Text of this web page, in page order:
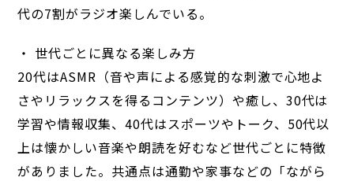
代の7割がラジオ楽しんでいる。
・ 世代ごとに異なる楽しみ方
20代はASMR（音や声による感覚的な刺激で心地よ
さやリラックスを得るコンテンツ）や癒し、30代は
学習や情報収集、40代はスポーツやトーク、50代以
上は懐かしい音楽や朗読を好むなど世代ごとに特徴
がありました。共通点は通勤や家事などの「ながら